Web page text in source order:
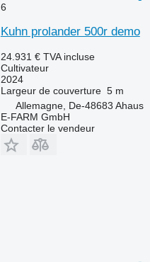
6
Kuhn prolander 500r demo
24.931 € TVA incluse
Cultivateur
2024
Largeur de couverture 5 m
Allemagne, De-48683 Ahaus
E-FARM GmbH
Contacter le vendeur